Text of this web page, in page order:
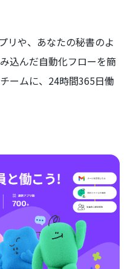
リや、あなたの秘書のよ
込んだ自動化フローを簡
ームに、24時間365日働